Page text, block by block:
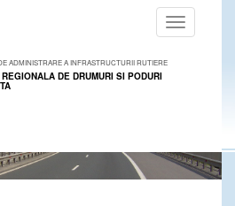
Toggle
navigation
ADMINISTRARE A INFRASTRUCTURII RUTIERE
DE DRUMURI SI PODURI